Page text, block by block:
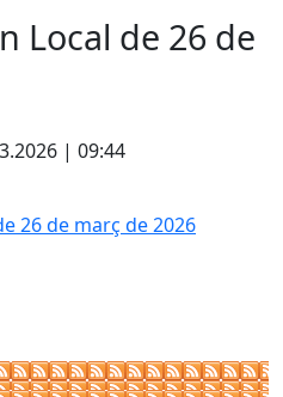
Local de 26 de
| 09:44
26 de març de 2026